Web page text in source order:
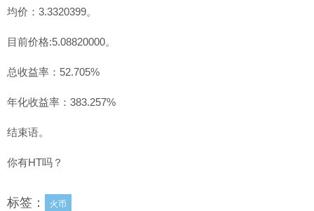
均价：3.3320399。
目前价格:5.08820000。
总收益率：52.705%
年化收益率：383.257%
结束语。
你有HT吗？
标签： 火币